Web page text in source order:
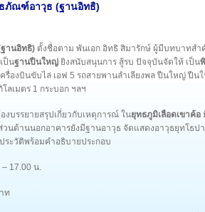
ภัณฑ์อาวุธ (ฐานอิทธิ)
านอิทธิ) ตั้งชื่อตาม พันเอก อิทธิ สิมารักษ์ ผู้มีบทบาทส
ป็นฐานปืนใหญ่ ยิงสนับสนุนการ สู้รบ ปัจจุบันจัดให้ เป็น
ครื่องบินขับไล่ เอฟ 5 รถสายพานลำเลียงพล ปืนใหญ่
ลเมตร 1 กระบอก ฯลฯ
งบรรยายสรุปเกี่ยวกับเหตุการณ์ ในยุทธภูมิเลือดเขาค้อ
นด้านนอกอาคารยังมีฐานอาวุธ จัดแสดงอาวุธยุทโธป
ะวัติพร้อมคำอธิบายประกอบ
17.00 น.
ท